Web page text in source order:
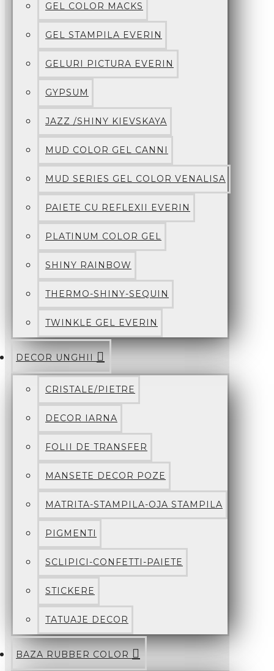
GEL COLOR MACKS
GEL STAMPILA EVERIN
GELURI PICTURA EVERIN
GYPSUM
JAZZ /SHINY KIEVSKAYA
MUD COLOR GEL CANNI
MUD SERIES GEL COLOR VENALISA
PAIETE CU REFLEXII EVERIN
PLATINUM COLOR GEL
SHINY RAINBOW
THERMO-SHINY-SEQUIN
TWINKLE GEL EVERIN
DECOR UNGHII
CRISTALE/PIETRE
DECOR IARNA
FOLII DE TRANSFER
MANSETE DECOR POZE
MATRITA-STAMPILA-OJA STAMPILA
PIGMENTI
SCLIPICI-CONFETTI-PAIETE
STICKERE
TATUAJE DECOR
BAZA RUBBER COLOR